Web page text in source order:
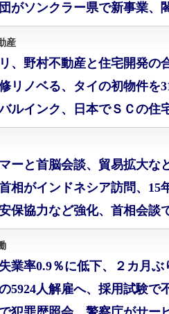
がソンクラー県で新事業、
産
、野村不動産と住宅開発の
リノベる、タイの初物件を
ルインク、日本でＳＣの住
ーと首脳会談、貿易拡大な
相がインドネシア訪問、15
保協力など強化、首相会談
業率0.9％に低下、２カ月ぶ
5924人解雇へ、採用試験で